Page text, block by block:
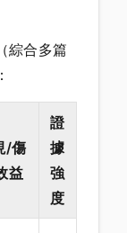
綜合多篇
/傷
益
證
據
強
度